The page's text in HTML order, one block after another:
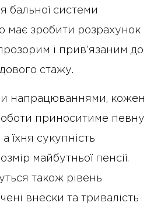
бальної системи
має зробити розрахунок
і прив’язаним до
стажу.
напрацюваннями, кожен
приноситиме певну
а їхня сукупність
майбутньої пенсії.
також рівень
внески та тривалість